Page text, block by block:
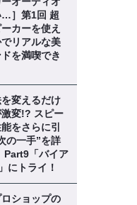
…］第1回 超
カーを使え
リアルな美
を満喫でき
変えるだけ
変!? スピー
をさらに引
の一手”を詳
Part9「バイア
にトライ！
ショップの